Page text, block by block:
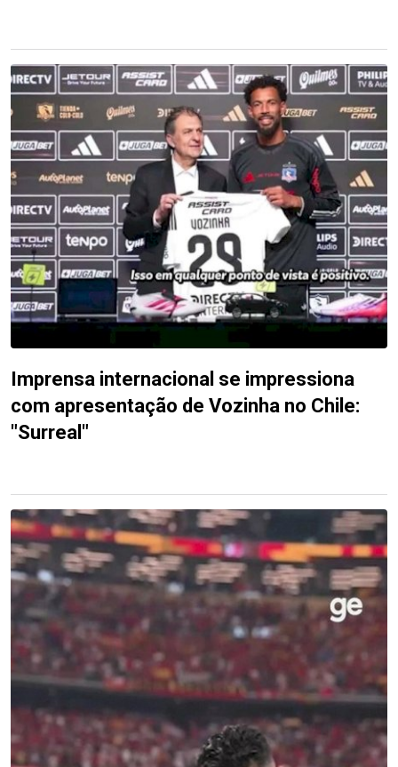
Imprensa internacional se impressiona
com apresentação de Vozinha no Chile:
"Surreal"